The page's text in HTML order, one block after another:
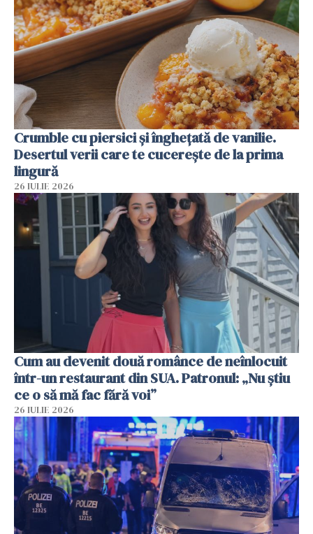
Crumble cu piersici și înghețată de vanilie.
Desertul verii care te cucerește de la prima
lingură
26 IULIE 2026
Cum au devenit două românce de neînlocuit
într-un restaurant din SUA. Patronul: „Nu știu
ce o să mă fac fără voi”
26 IULIE 2026